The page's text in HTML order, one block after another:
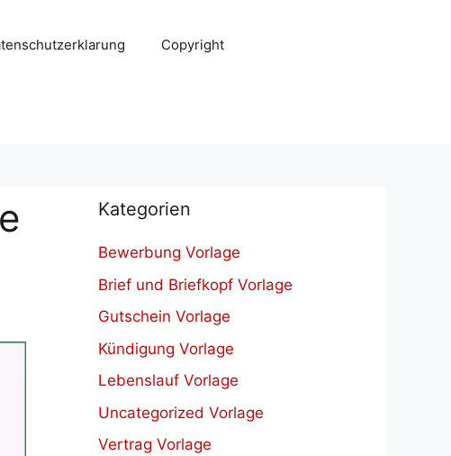
Copyright
Kategorien
Bewerbung Vorlage
Brief und Briefkopf Vorlage
Gutschein Vorlage
Kündigung Vorlage
Lebenslauf Vorlage
Uncategorized Vorlage
Vertrag Vorlage